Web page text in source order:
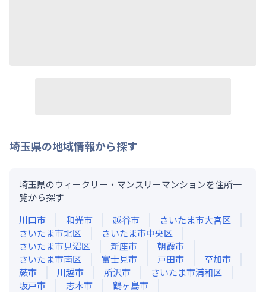
埼玉県の地域情報から探す
埼玉県のウィークリー・マンスリーマンションを住所一
覧から探す
川口市
和光市 越谷市
さいたま市大宮区
さいたま市北区
さいたま市中央区
さいたま市見沼区
新座市
朝霞市
さいたま市南区
富士見市 戸田市
草加市
蕨市
川越市 所沢市
さいたま市浦和区
坂戸市
志木市 鶴ヶ島市